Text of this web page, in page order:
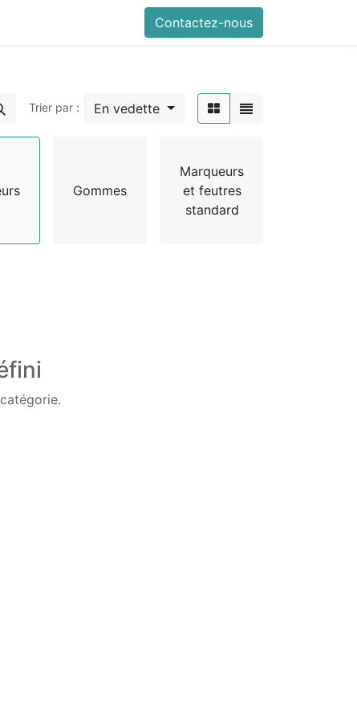
Contactez-nous
Trier par : En vedette
Gommes
Marqueurs
et feutres
standard